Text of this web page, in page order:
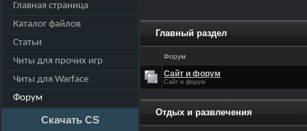
Главная страница
Каталог файлов
Статьи
Читы для прочих игр
Читы для Warface
Форум
Скачать CS
Главный раздел
Форум
Сайт и форум
Сайт и форум
Отдых и развлечения